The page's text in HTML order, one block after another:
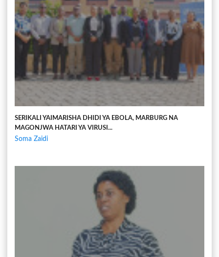
SERIKALI YAIMARISHA DHIDI YA EBOLA, MARBURG NA
MAGONJWA HATARI YA VIRUSI...
Soma Zaidi